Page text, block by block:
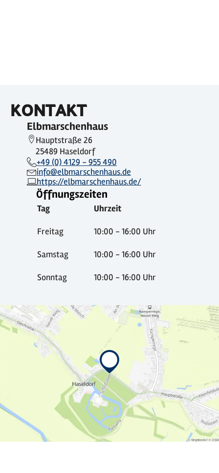
KONTAKT
Elbmarschenhaus
Hauptstraße 26
25489 Haseldorf
+49 (0) 4129 - 955 490
info@elbmarschenhaus.de
https://elbmarschenhaus.de/
Öffnungszeiten
Tag Uhrzeit
Freitag 10:00 - 16:00 Uhr
Samstag 10:00 - 16:00 Uhr
Sonntag 10:00 - 16:00 Uhr